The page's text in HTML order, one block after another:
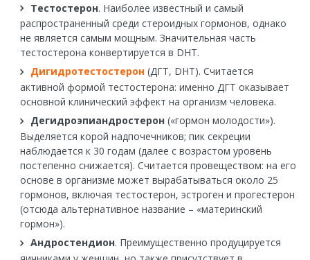
Тестостерон. Наиболее известный и самый
распространенный среди стероидных гормонов, однако
не является самым мощным. Значительная часть
тестостерона конвертируется в DHT.
Дигидротестостерон (ДГТ, DHT). Считается
активной формой тестостерона: именно ДГТ оказывает
основной клинический эффект на организм человека.
Дегидроэпиандростерон («гормон молодости»).
Выделяется корой надпочечников; пик секреции
наблюдается к 30 годам (далее с возрастом уровень
постепенно снижается). Считается провеществом: на его
основе в организме может вырабатываться около 25
гормонов, включая тестостерон, эстроген и прогестерон
(отсюда альтернативное название – «материнский
гормон»).
Андростендион. Преимущественно продуцируется